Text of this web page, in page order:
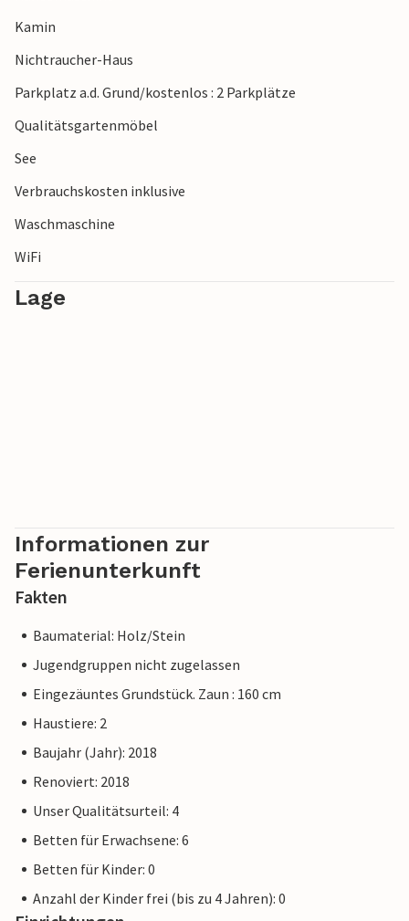
Kamin
Nichtraucher-Haus
Parkplatz a.d. Grund/kostenlos : 2 Parkplätze
Qualitätsgartenmöbel
See
Verbrauchskosten inklusive
Waschmaschine
WiFi
Lage
Informationen zur
Ferienunterkunft
Fakten
Baumaterial: Holz/Stein
Jugendgruppen nicht zugelassen
Eingezäuntes Grundstück. Zaun : 160 cm
Haustiere: 2
Baujahr (Jahr): 2018
Renoviert: 2018
Unser Qualitätsurteil: 4
Betten für Erwachsene: 6
Betten für Kinder: 0
Anzahl der Kinder frei (bis zu 4 Jahren): 0